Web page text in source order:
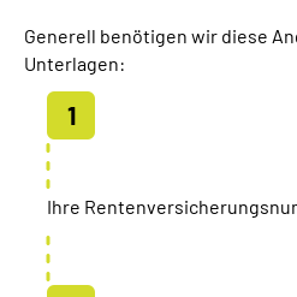
Generell benötigen wir diese
Unterlagen:
Ihre